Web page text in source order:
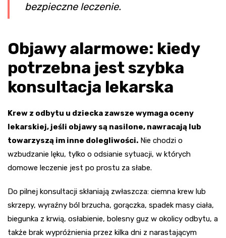
bezpieczne leczenie.
Objawy alarmowe: kiedy
potrzebna jest szybka
konsultacja lekarska
Krew z odbytu u dziecka zawsze wymaga oceny
lekarskiej, jeśli objawy są nasilone, nawracają lub
towarzyszą im inne dolegliwości. Nie chodzi o
wzbudzanie lęku, tylko o odsianie sytuacji, w których
domowe leczenie jest po prostu za słabe.
Do pilnej konsultacji skłaniają zwłaszcza: ciemna krew lub
skrzepy, wyraźny ból brzucha, gorączka, spadek masy ciała,
biegunka z krwią, osłabienie, bolesny guz w okolicy odbytu, a
także brak wypróżnienia przez kilka dni z narastającym